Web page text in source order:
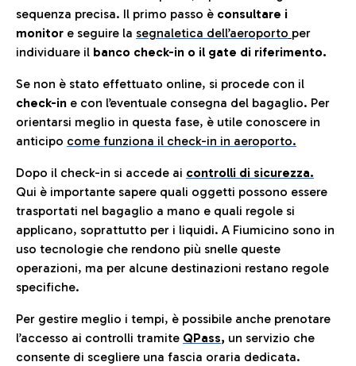
sequenza precisa. Il primo passo è consultare i
monitor e seguire la segnaletica dell’aeroporto per
individuare il banco check-in o il gate di riferimento.
Se non è stato effettuato online, si procede con il
check-in e con l’eventuale consegna del bagaglio. Per
orientarsi meglio in questa fase, è utile conoscere in
anticipo come funziona il check-in in aeroporto.
Dopo il check-in si accede ai controlli di sicurezza.
Qui è importante sapere quali oggetti possono essere
trasportati nel bagaglio a mano e quali regole si
applicano, soprattutto per i liquidi. A Fiumicino sono in
uso tecnologie che rendono più snelle queste
operazioni, ma per alcune destinazioni restano regole
specifiche.
Per gestire meglio i tempi, è possibile anche prenotare
l’accesso ai controlli tramite QPass, un servizio che
consente di scegliere una fascia oraria dedicata.